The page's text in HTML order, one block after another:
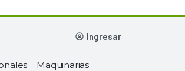
ingresar
Maquinarias